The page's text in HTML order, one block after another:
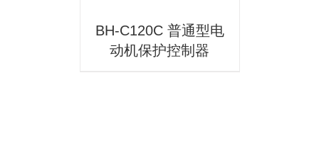
BH-C120C 普通型电
动机保护控制器